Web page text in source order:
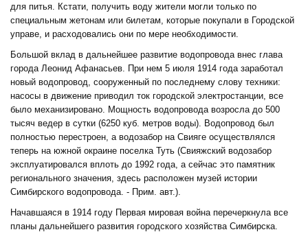
для питья. Кстати, получить воду жители могли только по
специальным жетонам или билетам, которые покупали в Городской
управе, и расходовались они по мере необходимости.
Большой вклад в дальнейшее развитие водопровода внес глава
города Леонид Афанасьев. При нем 5 июля 1914 года заработал
новый водопровод, сооруженный по последнему слову техники:
насосы в движение приводил ток городской электростанции, все
было механизировано. Мощность водопровода возросла до 500
тысяч ведер в сутки (6250 куб. метров воды). Водопровод был
полностью перестроен, а водозабор на Свияге осуществлялся
теперь на южной окраине поселка Туть (Свияжский водозабор
эксплуатировался вплоть до 1992 года, а сейчас это памятник
регионального значения, здесь расположен музей истории
Симбирского водопровода. - Прим. авт.).
Начавшаяся в 1914 году Первая мировая война перечеркнула все
планы дальнейшего развития городского хозяйства Симбирска.